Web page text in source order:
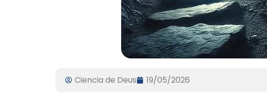
Ciencia de Deus 19/05/2026